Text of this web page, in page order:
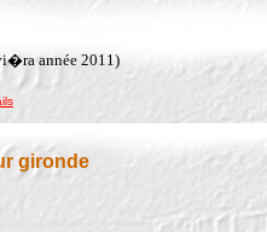
année 2011)
gironde